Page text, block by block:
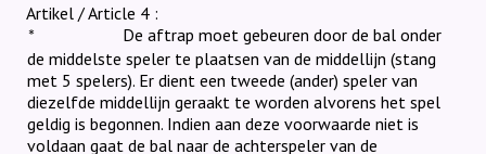
Artikel / Article 4 :
*
De aftrap moet gebeuren door de bal onder
de middelste speler te plaatsen van de middellijn (stang
met 5 spelers). Er dient een tweede (ander) speler van
diezelfde middellijn geraakt te worden alvorens het spel
geldig is begonnen. Indien aan deze voorwaarde niet is
voldaan gaat de bal naar de achterspeler van de